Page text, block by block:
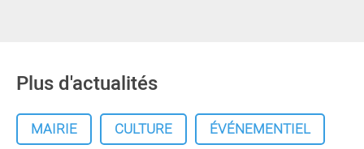
Plus d'actualités
MAIRIE CULTURE
ÉVÉNEMENTIEL